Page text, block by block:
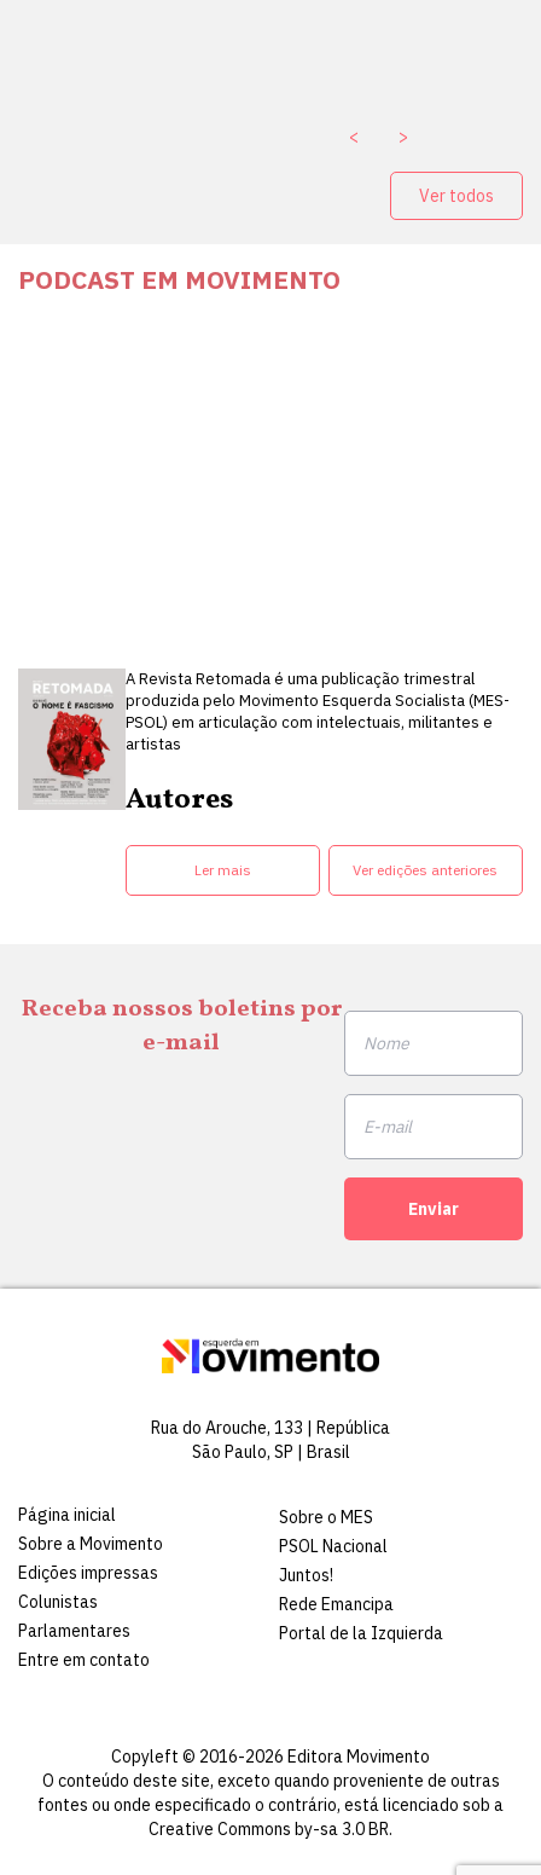
< >
Ver todos
PODCAST EM MOVIMENTO
A Revista Retomada é uma publicação trimestral
produzida pelo Movimento Esquerda Socialista (MES-
PSOL) em articulação com intelectuais, militantes e
artistas
Autores
Ler mais Ver edições anteriores
Receba nossos boletins por
e-mail
Enviar
Rua do Arouche, 133 | República
São Paulo, SP | Brasil
Página inicial
Sobre a Movimento
Edições impressas
Colunistas
Parlamentares
Entre em contato
Sobre o MES
PSOL Nacional
Juntos!
Rede Emancipa
Portal de la Izquierda
Copyleft © 2016-2026 Editora Movimento
O conteúdo deste site, exceto quando proveniente de outras
fontes ou onde especificado o contrário, está licenciado sob a
Creative Commons by-sa 3.0 BR.